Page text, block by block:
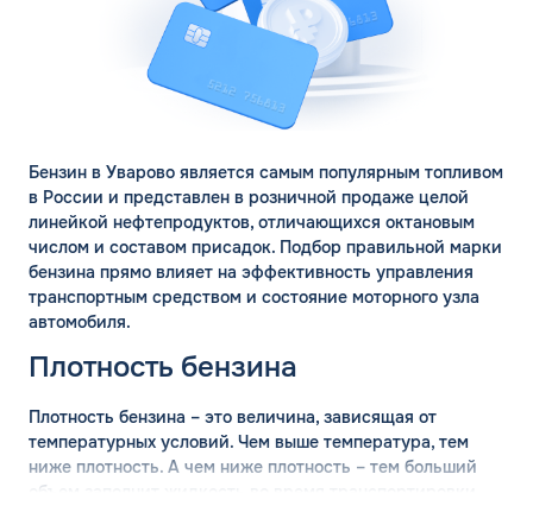
Бензин в Уварово является самым популярным топливом
в России и представлен в розничной продаже целой
линейкой нефтепродуктов, отличающихся октановым
числом и составом присадок. Подбор правильной марки
бензина прямо влияет на эффективность управления
транспортным средством и состояние моторного узла
автомобиля.
Плотность бензина
Плотность бензина – это величина, зависящая от
температурных условий. Чем выше температура, тем
ниже плотность. А чем ниже плотность – тем больший
объем заполнит жидкость во время транспортировки.